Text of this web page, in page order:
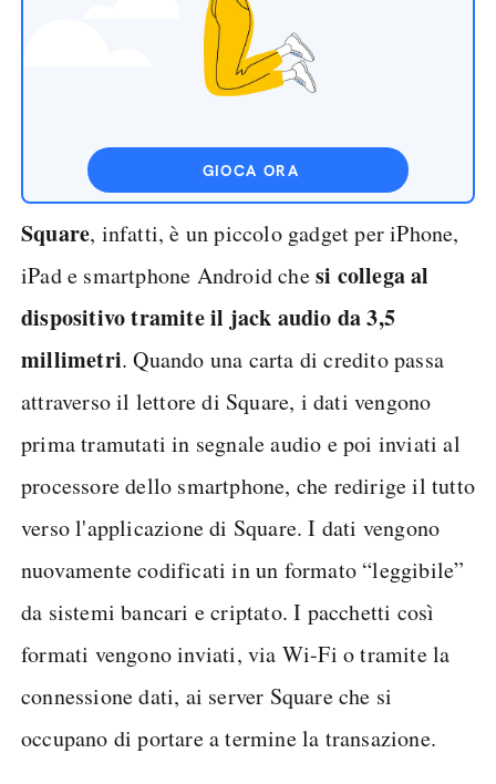
GIOCA ORA
Square, infatti, è un piccolo gadget per iPhone,
iPad e smartphone Android chesi collega al
dispositivo tramite il jack audio da 3,5
millimetri. Quando una carta di credito passa
attraverso il lettore di Square, i dati vengono
prima tramutati in segnale audio e poi inviati al
processore dello smartphone, che redirige il tutto
verso l'applicazione di Square. I dati vengono
nuovamente codificati in un formato “leggibile”
da sistemi bancari e criptato. I pacchetti così
formati vengono inviati, via Wi-Fi o tramite la
connessione dati, ai server Square che si
occupano di portare a termine la transazione.